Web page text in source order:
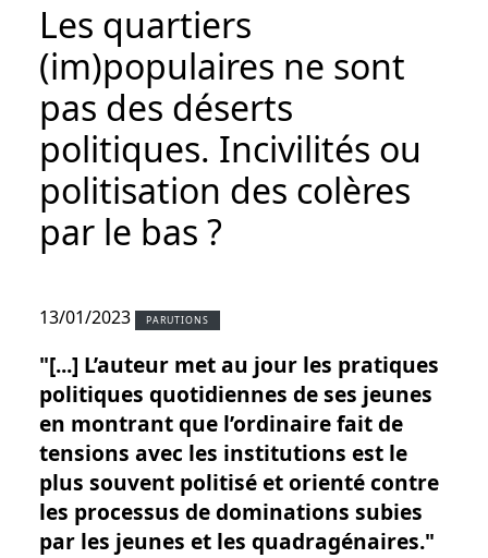
Les quartiers
(im)populaires ne sont
pas des déserts
politiques. Incivilités ou
politisation des colères
par le bas ?
13/01/2023 PARUTIONS
"[...] L’auteur met au jour les pratiques
politiques quotidiennes de ses jeunes
en montrant que l’ordinaire fait de
tensions avec les institutions est le
plus souvent politisé et orienté contre
les processus de dominations subies
par les jeunes et les quadragénaires."